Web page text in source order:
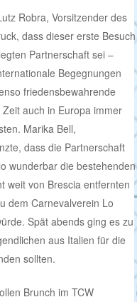
Robra, Vorsitzender des
dass dieser erste Besuch
Partnerschaft sei –
Begegnungen
friedensbewahrende
auch in Europa immer
Marika Bell,
dass die Partnerschaft
wunderbar die bestehenden
weit von Brescia entfernten
dem Carnevalverein Lo
Spät abends ging es zu
aus Italien für die
sollten.
Brunch im TCW